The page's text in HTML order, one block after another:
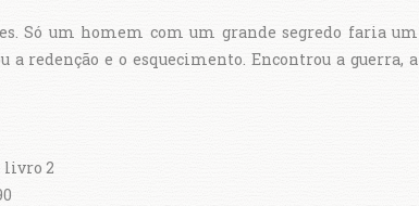
Só um homem com um grande segredo faria um
a redenção e o esquecimento. Encontrou a guerra, a
livro 2